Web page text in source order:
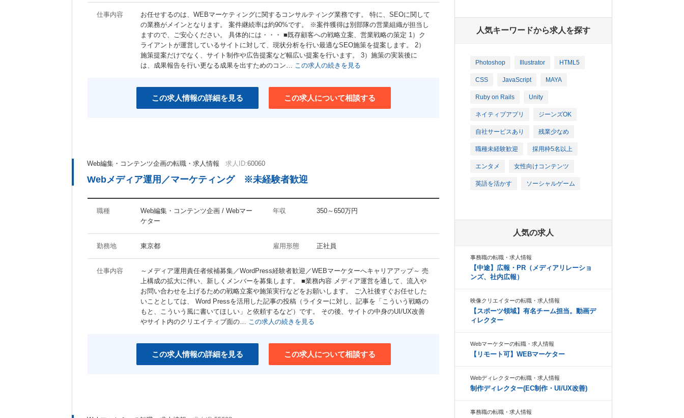
オフィスがきれい 駅5分以内
20代活躍の職場 30代活躍の職場
スポーツジム有り ユニークな職場
育児支援制度あり 介護支援制度あり
仕事内容
お任せするのは、WEBマーケティングに関するコンサルティング業務です。 特に、SEOに関して
の業務がメインとなります。 案件継続率は約90%です。 ※案件獲得は別部隊の営業組織が担当し
ますので、ご安心ください。 具体的には・・・ ■既存顧客への戦略立案、営業戦略の策定 1）ク
ライアントが運営しているサイトに対して、現状分析を行い最適なSEO施策を提案します。 2）
施策提案だけでなく、サイト制作や広告提案など幅広い提案を行います。 3）施策の実装後に
は、成果報告を行い更なる成果を出すためのコン… この求人の続きを見る
この求人情報の詳細を見る この求人について相談する
Web編集・コンテンツ企画の転職・求人情報 求人ID:60060
Webメディア運用／マーケティング ※未経験者歓迎
職種
Web編集・コンテンツ企画 / Webマー
ケター
年収 350～650万円
勤務地 東京都 雇用形態 正社員
仕事内容
～メディア運用責任者候補募集／WordPress経験者歓迎／WEBマーケターへキャリアアップ～ 売
上構成の拡大に伴い、新しくメンバーを募集します。 ■業務内容 メディア運営を通して、流入や
お問い合わせを上げるための戦略立案や施策実行などをお願いします。 ご入社後すぐお任せした
いこととしては、 Word Pressを活用した記事の投稿（ライターに対し、記事を「こういう戦略の
もと、こういう風に書いてほしい」と依頼するなど）です。 その後、サイトの中身のUI/UX改善
やサイト内のクリエイティブ面の… この求人の続きを見る
この求人情報の詳細を見る この求人について相談する
人気キーワードから求人を探す
Photoshop Illustrator HTML5
CSS JavaScript MAYA
Ruby on Rails Unity
ネイティブアプリ ジーンズOK
自社サービスあり 残業少なめ
職種未経験歓迎 採用枠5名以上
エンタメ 女性向けコンテンツ
英語を活かす ソーシャルゲーム
人気の求人
事務職の転職・求人情報
【中途】広報・PR（メディアリレーショ
ンズ、社内広報）
映像クリエイターの転職・求人情報
【スポーツ領域】有名チーム担当。動画デ
ィレクター
Webマーケターの転職・求人情報
【リモート可】WEBマーケター
Webディレクターの転職・求人情報
制作ディレクター(EC制作・UI/UX改善)
事務職の転職・求人情報